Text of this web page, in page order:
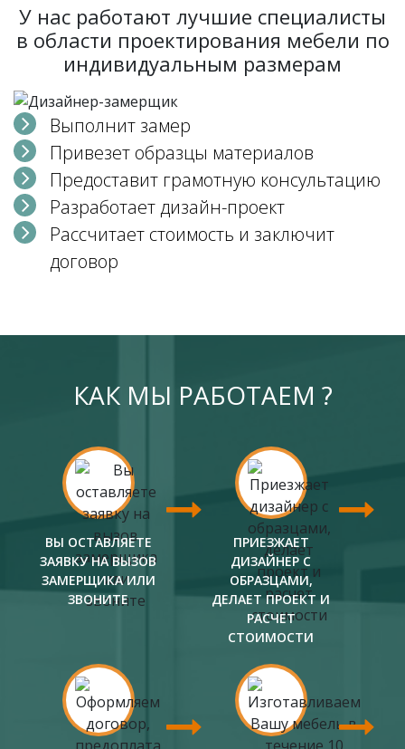
У нас работают лучшие специалисты
в области проектирования мебели по
индивидуальным размерам
Выполнит замер
Привезет образцы материалов
Предоставит грамотную консультацию
Разработает дизайн-проект
Рассчитает стоимость и заключит
договор
КАК МЫ РАБОТАЕМ ?
ВЫ ОСТАВЛЯЕТЕ
ЗАЯВКУ НА ВЫЗОВ
ЗАМЕРЩИКА ИЛИ
ЗВОНИТЕ
ПРИЕЗЖАЕТ
ДИЗАЙНЕР С
ОБРАЗЦАМИ,
ДЕЛАЕТ ПРОЕКТ И
РАСЧЕТ
СТОИМОСТИ